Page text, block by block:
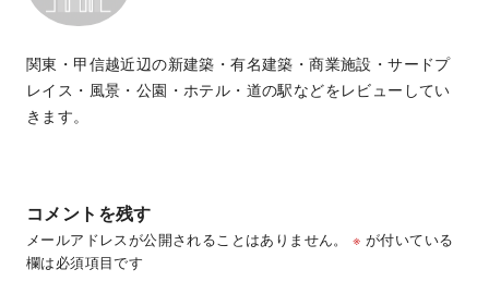
関東・甲信越近辺の新建築・有名建築・商業施設・サードプ
レイス・風景・公園・ホテル・道の駅などをレビューしてい
きます。
コメントを残す
メールアドレスが公開されることはありません。 ※ が付いている
欄は必須項目です